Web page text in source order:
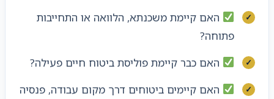
האם קיימת משכנתא, הלוואה או התחייבות
פתוחה?
האם כבר קיימת פוליסת ביטוח חיים פעילה?
האם קיימים ביטוחים דרך מקום עבודה, פנסיה